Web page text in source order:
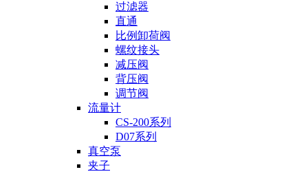
过滤器
直通
比例卸荷阀
螺纹接头
减压阀
背压阀
调节阀
流量计
CS-200系列
D07系列
真空泵
夹子